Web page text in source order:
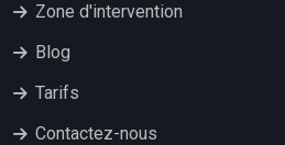
Zone d'intervention
Blog
Tarifs
Contactez-nous